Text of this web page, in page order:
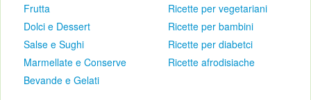
Frutta
Dolci e Dessert
Salse e Sughi
Marmellate e Conserve
Bevande e Gelati
Ricette per vegetariani
Ricette per bambini
Ricette per diabetci
Ricette afrodisiache